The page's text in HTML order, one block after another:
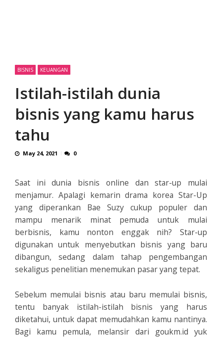
BISNIS KEUANGAN
Istilah-istilah dunia
bisnis yang kamu harus
tahu
May 24, 2021 0
Saat ini dunia bisnis online dan star-up mulai
menjamur. Apalagi kemarin drama korea Star-Up
yang diperankan Bae Suzy cukup populer dan
mampu menarik minat pemuda untuk mulai
berbisnis, kamu nonton enggak nih? Star-up
digunakan untuk menyebutkan bisnis yang baru
dibangun, sedang dalam tahap pengembangan
sekaligus penelitian menemukan pasar yang tepat.
Sebelum memulai bisnis atau baru memulai bisnis,
tentu banyak istilah-istilah bisnis yang harus
diketahui, untuk dapat memudahkan kamu nantinya.
Bagi kamu pemula, melansir dari goukm.id yuk